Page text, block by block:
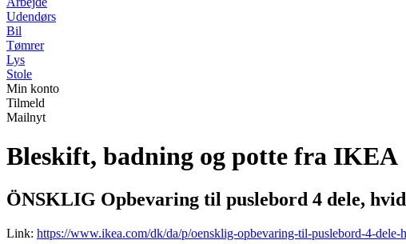
Udendørs
Bil
Tømrer
Lys
Stole
Min konto
Tilmeld
Mailnyt
Bleskift, badning og potte fra IKEA
ÖNSKLIG Opbevaring til puslebord 4 dele, hvid
Link: https://www.ikea.com/dk/da/p/oensklig-opbevaring-til-puslebord-4-dele-